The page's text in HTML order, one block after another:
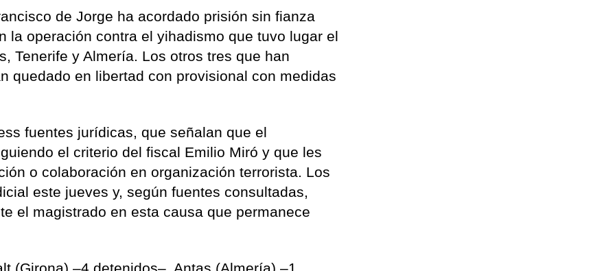
de Jorge ha acordado prisión sin fianza
la operación contra el yihadismo que tuvo lugar el
Tenerife y Almería. Los otros tres que han
quedado en libertad con provisional con medidas
fuentes jurídicas, que señalan que el
el criterio del fiscal Emilio Miró y que les
o colaboración en organización terrorista. Los
este jueves y, según fuentes consultadas,
el magistrado en esta causa que permanece